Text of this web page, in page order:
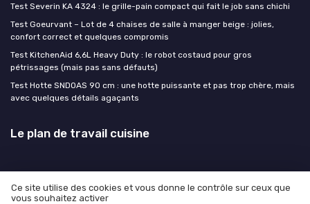
Test Severin KA 4324 : le grille-pain compact qui fait le job sans chichi
Test Goeurvant – Lot de 4 chaises de salle à manger beige : jolies,
confort correct et quelques compromis
Test KitchenAid 6,6L Heavy Duty : le robot costaud pour gros
pétrissages (mais pas sans défauts)
Test Hotte SNDOAS 90 cm : une hotte puissante et pas trop chère, mais
avec quelques détails agaçants
Le plan de travail cuisine
Ce site utilise des cookies et vous donne le contrôle sur ceux que
vous souhaitez activer